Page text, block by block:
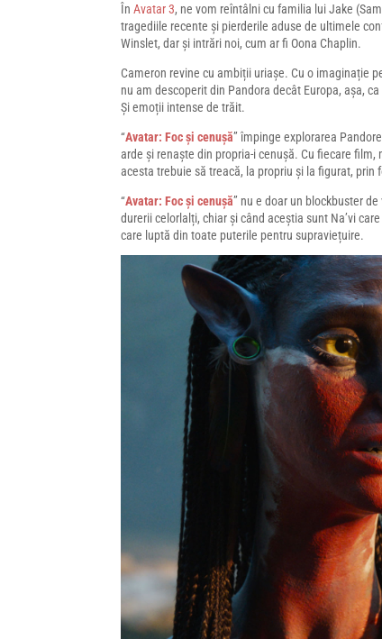
ÎnAvatar 3, ne vom reîntâlni cu familia lui Jake
tragediile recente și pierderile aduse de ultimele
Winslet, dar și intrări noi, cum ar fi Oona Chaplin.
Cameron revine cu ambiții uriașe. Cu o imaginație
nu am descoperit din Pandora decât Europa, așa,
Și emoții intense de trăit.
“Avatar: Foc și cenușă” împinge explorarea
arde și renaște din propria-i cenușă. Cu fiecare
acesta trebuie să treacă, la propriu și la figurat,
“Avatar: Foc și cenușă” nu e doar un blockbuster
durerii celorlalți, chiar și când aceștia sunt Na’vi
care luptă din toate puterile pentru supraviețuire.